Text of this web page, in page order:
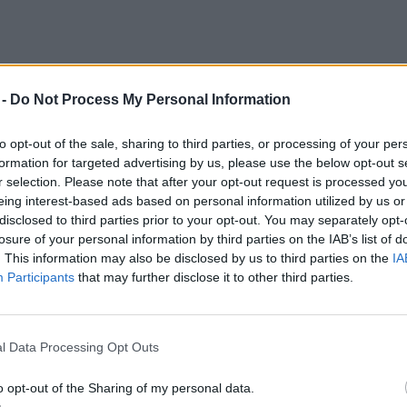
Do Not Process My Personal Information
opt-out of the sale, sharing to third parties, or processing of your
for targeted advertising by us, please use the below opt-out
selection. Please note that after your opt-out request is processed
interest-based ads based on personal information utilized by us
to third parties prior to your opt-out. You may separately
of your personal information by third parties on the IAB’s list of
This information may also be disclosed by us to third parties on the
Participants that may further disclose it to other third parties.
Data Processing Opt Outs
opt-out of the Sharing of my personal data.
bárki képes tenni a saját
a fenntarthatóságért. Például összegyűjti
cseppje is képes ezer liter vizet
egy MOL-benzinkúton, ahol később
elő belőle. De már az is a teremtett
megóvásának része, ha a műanyag
összegyűjtjük, majd januártól az
visszaváltjuk – sorolta.
amelyek csak globálisan kezelhetők: